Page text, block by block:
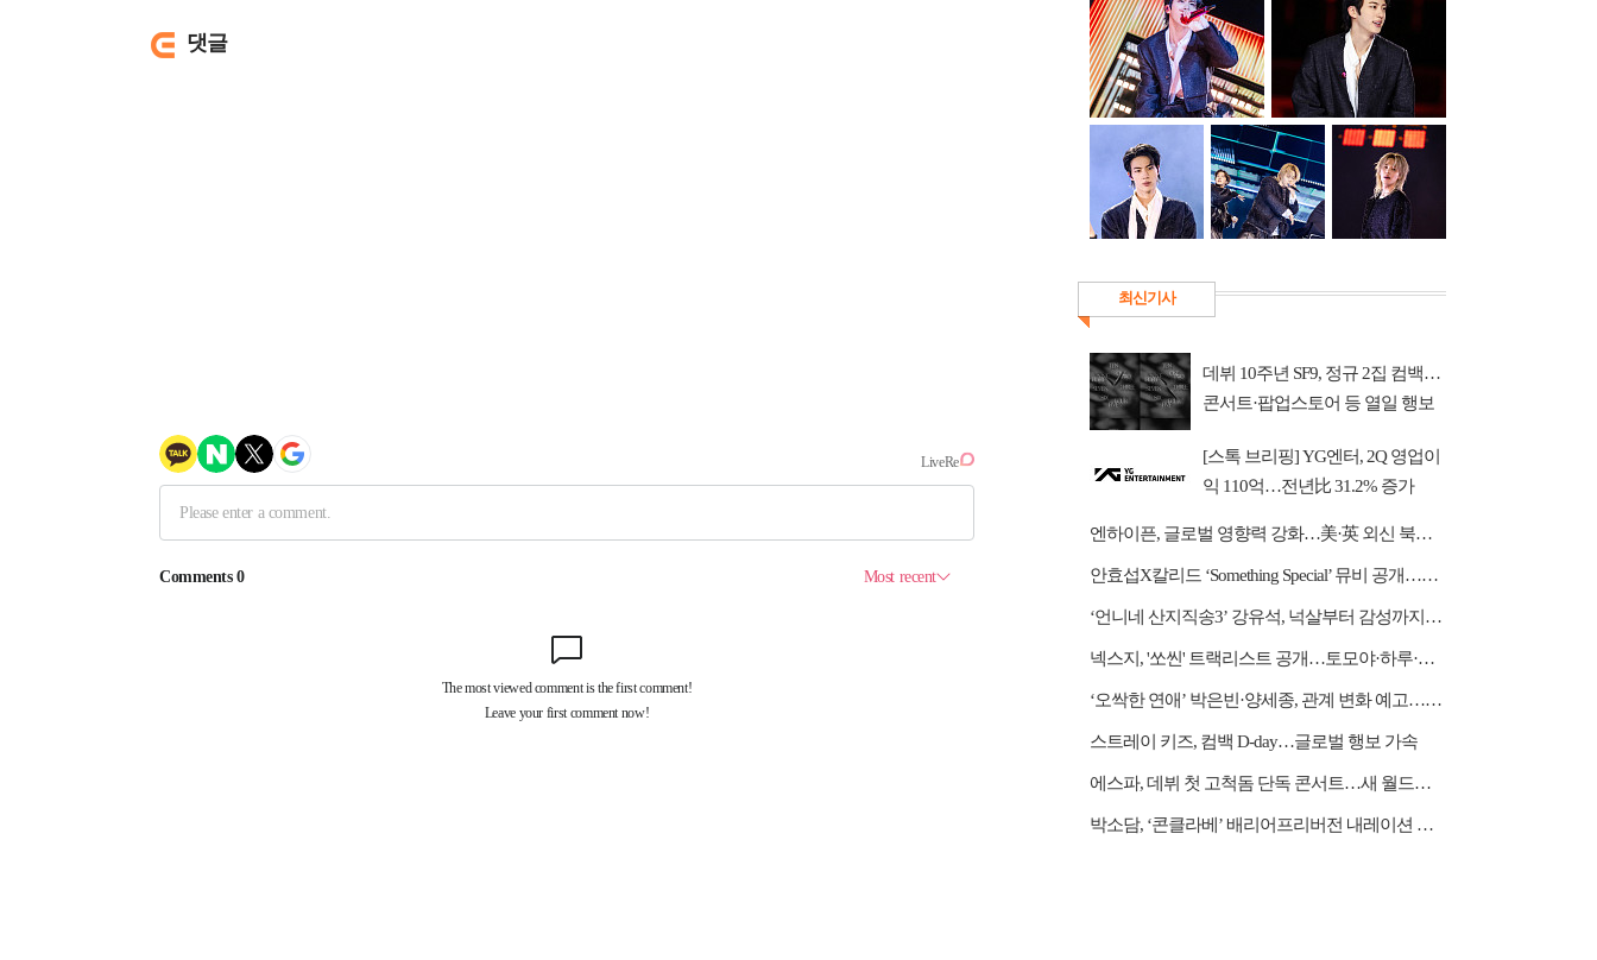
댓글
최신기사
데뷔 10주년 SF9, 정규 2집 컴백…
콘서트·팝업스토어 등 열일 행보
[스톡 브리핑] YG엔터, 2Q 영업이
익 110억…전년比 31.2% 증가
엔하이픈, 글로벌 영향력 강화…美·英 외신 북남미 투어 호평
안효섭X칼리드 ‘Something Special’ 뮤비 공개…한 편의 청춘 영화
‘언니네 산지직송3’ 강유석, 넉살부터 감성까지…대체 불가 ‘남매 케미’
넥스지, '쏘씬' 트랙리스트 공개…토모야·하루·휴이 자작곡 수록
‘오싹한 연애’ 박은빈·양세종, 관계 변화 예고…옹성우 본색 드러낸다
스트레이 키즈, 컴백 D-day…글로벌 행보 가속
에스파, 데뷔 첫 고척돔 단독 콘서트…새 월드투어 시작
박소담, ‘콘클라베’ 배리어프리버전 내레이션 재능 기부 “뜻깊은 경험”